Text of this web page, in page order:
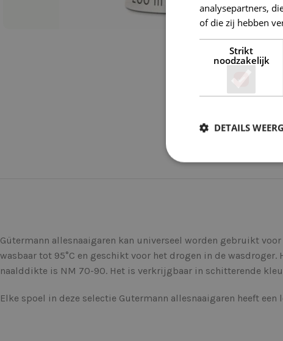
Gütermann allesnaaigaren kan universeel worden gebruikt
wasbaar tot 95°C en geschikt voor het drogen in de
naalddikte is NM 70-90. Het is verkrijgbaar in schitterende
Elke spoel in deze selectie Gutermann allesnaaigaren heeft
analysepartners,
of die zij hebben
Strikt
noodzakelijk
DETAILS